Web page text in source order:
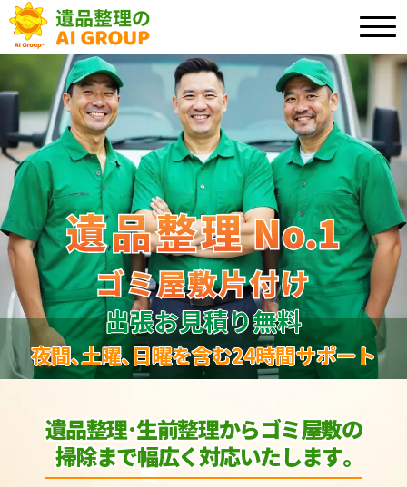
遺品整理No.1
ゴミ屋敷片付け
遺品整理No.1
ゴミ屋敷片付け
出張お見積り無料
夜間､土曜､日曜を含む24時間サポート
遺品整理･生前整理からゴミ屋敷の
掃除まで幅広く対応いたします｡